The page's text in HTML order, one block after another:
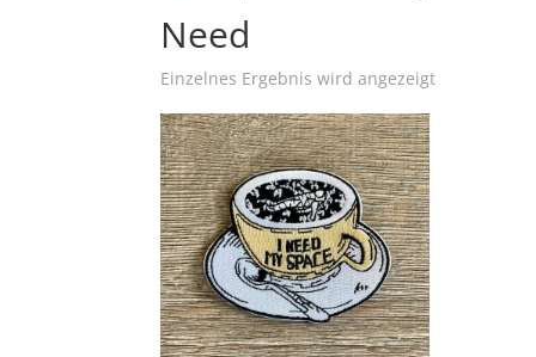
Need
Einzelnes Ergebnis wird angezeigt